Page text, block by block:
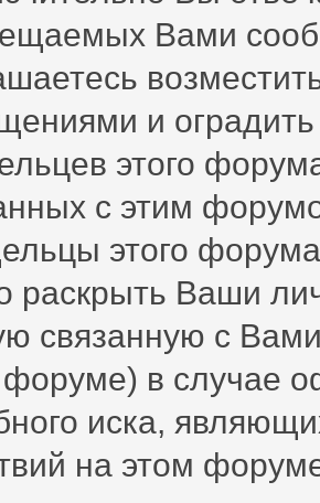
Вами
и оградить
этого
с этим
этого
раскрыть Ваши
связанную с
форуме) в случае
иска,
на этом